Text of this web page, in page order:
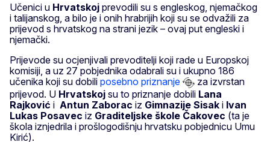
Učenici u Hrvatskoj prevodili su s engleskog, njemačkog
i talijanskog, a bilo je i onih hrabrijih koji su se odvažili za
prijevod s hrvatskog na strani jezik – ovaj put engleski i
njemački.
Prijevode su ocjenjivali prevoditelji koji rade u Europskoj
komisiji, a uz 27 pobjednika odabrali su i ukupno 186
učenika koji su dobili posebno priznanje
za izvrstan
prijevod. U Hrvatskoj su to priznanje dobili Lana
Rajković i Antun Zaborac iz Gimnazije Sisak i Ivan
Lukas Posavec iz Graditeljske škole Čakovec (ta je
škola iznjedrila i prošlogodišnju hrvatsku pobjednicu Umu
Kirić).